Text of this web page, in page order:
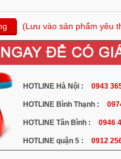
(Lưu vào sản phẩm yêu
HOTLINE Hà Nội : 0943
HOTLINE Bình Thạnh :
HOTLINE Tân Bình : 0946
HOTLINE quận 5 : 0912